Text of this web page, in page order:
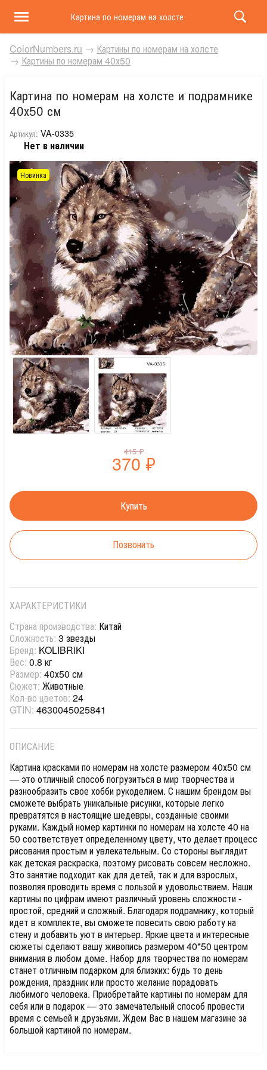
Картина по номерам на холсте и подрамнике 40х50
ColorNumbers.ru → Картины по номерам на холсте
→ Картины по номерам 40х50
Картина по номерам на холсте и подрамнике
40х50 см
Артикул: VA-0335
Нет в наличии
Новинка
415₽
370 ₽
Позвонить
ХАРАКТЕРИСТИКИ
Страна производства: Китай
Сложность: 3 звезды
Бренд: KOLIBRIKI
Вес: 0.8 кг
Размер: 40х50 см
Сюжет: Животные
Кол-во цветов: 24
GTIN: 4630045025841
ОПИСАНИЕ
Картина красками по номерам на холсте размером 40х50 см
— это отличный способ погрузиться в мир творчества и
разнообразить свое хобби рукоделием. С нашим брендом вы
сможете выбрать уникальные рисунки, которые легко
превратятся в настоящие шедевры, созданные своими
руками. Каждый номер картинки по номерам на холсте 40 на
50 соответствует определенному цвету, что делает процесс
рисования простым и увлекательным. Со стороны выглядит
как детская раскраска, поэтому рисовать совсем несложно.
Это занятие подходит как для детей, так и для взрослых,
позволяя проводить время с пользой и удовольствием. Наши
картины по цифрам имеют различный уровень сложности -
простой, средний и сложный. Благодаря подрамнику, который
идет в комплекте, вы сможете повесить свою работу на
стену и добавить уют в интерьер. Яркие цвета и интересные
сюжеты сделают вашу живопись размером 40*50 центром
внимания в любом доме. Набор для творчества по номерам
станет отличным подарком для близких: будь то день
рождения, праздник или просто желание порадовать
любимого человека. Приобретайте картины по номерам для
себя или в подарок — это замечательный способ провести
время с семьей и друзьями. Ждем Вас в нашем магазине за
большой картиной по номерам.